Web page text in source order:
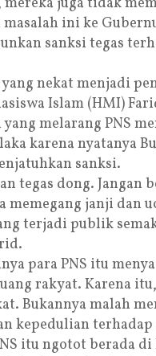
ini ke
sanksi tegas
nekat menjadi
Islam (HMI)
melarang PNS
karena nyatanya
sanksi.
tegas dong. Jangan
janji dan
terjadi publik
para PNS itu
rakyat. Karena
Bukannya malah
kepedulian
itu ngotot berada